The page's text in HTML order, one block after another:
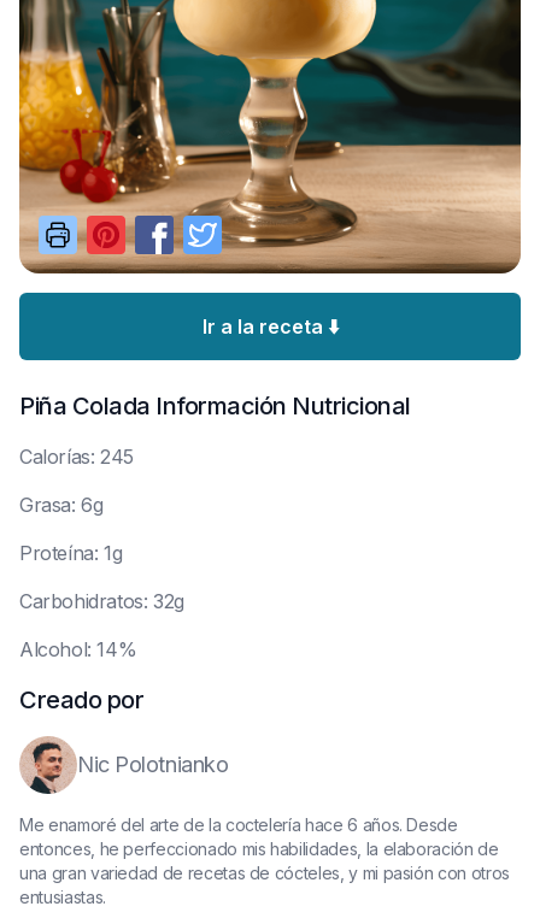
Ir a la receta ⬇️
Piña Colada Información Nutricional
Calorías: 245
Grasa: 6g
Proteína: 1g
Carbohidratos: 32g
Alcohol: 14%
Creado por
Nic Polotnianko
Me enamoré del arte de la coctelería hace 6 años. Desde
entonces, he perfeccionado mis habilidades, la elaboración de
una gran variedad de recetas de cócteles, y mi pasión con otros
entusiastas.